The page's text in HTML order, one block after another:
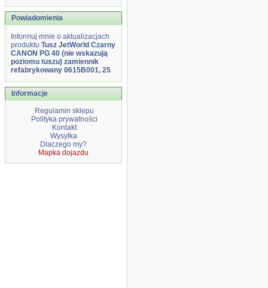
Powiadomienia
Informuj mnie o aktualizacjach
produktu Tusz JetWorld Czarny
CANON PG 40 (nie wskazują
poziomu tuszu) zamiennik
refabrykowany 0615B001, 25
Informacje
Regulamin sklepu
Polityka prywatności
Kontakt
Wysyłka
Dlaczego my?
Mapka dojazdu